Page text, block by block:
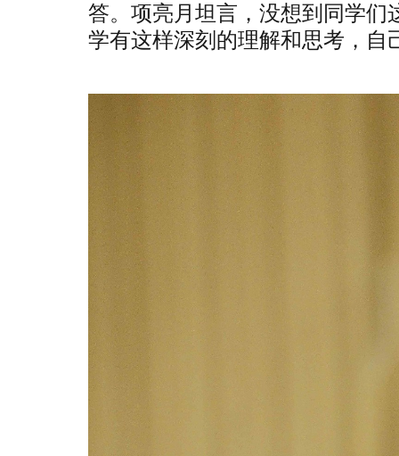
答。项亮月坦言，没想到同学们
学有这样深刻的理解和思考，自